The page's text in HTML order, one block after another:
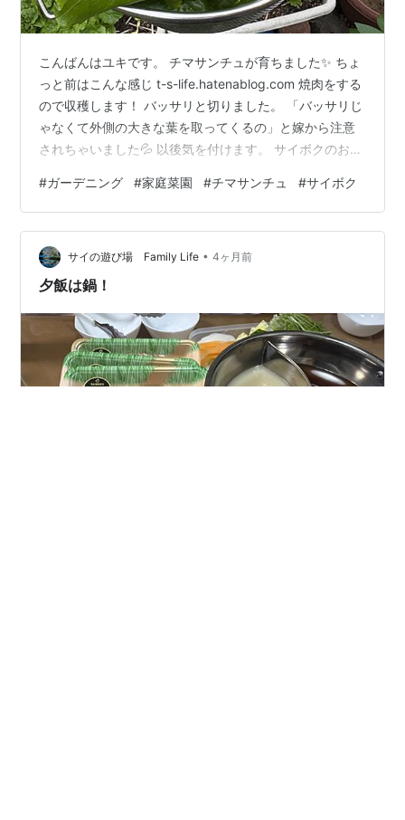
こんばんはユキです。 チマサンチュが育ちました✨ ちょ
っと前はこんな感じ t-s-life.hatenablog.com 焼肉をする
ので収穫します！ バッサリと切りました。 「バッサリじ
ゃなくて外側の大きな葉を取ってくるの」と嫁から注意
されちゃいました💦 以後気を付けます。 サイボクのお肉
っごく育つんですね✨ ゴールデンポーク 豚 しゃぶしゃぶ
セット 56GA 送料無料 ギフト 母の日 内祝い 結婚祝い 出
産祝い お返し お祝い返し 贈答品 誕生日 お取り寄せグル
メ 豚肉 おつまみ ロース バラ ウインナー タレ ポン酢 詰
め合わせ …
#ガーデニング #家庭菜園 #チマサンチュ #サイボク
サイの遊び場 Family Life • 4ヶ月前
夕飯は鍋！